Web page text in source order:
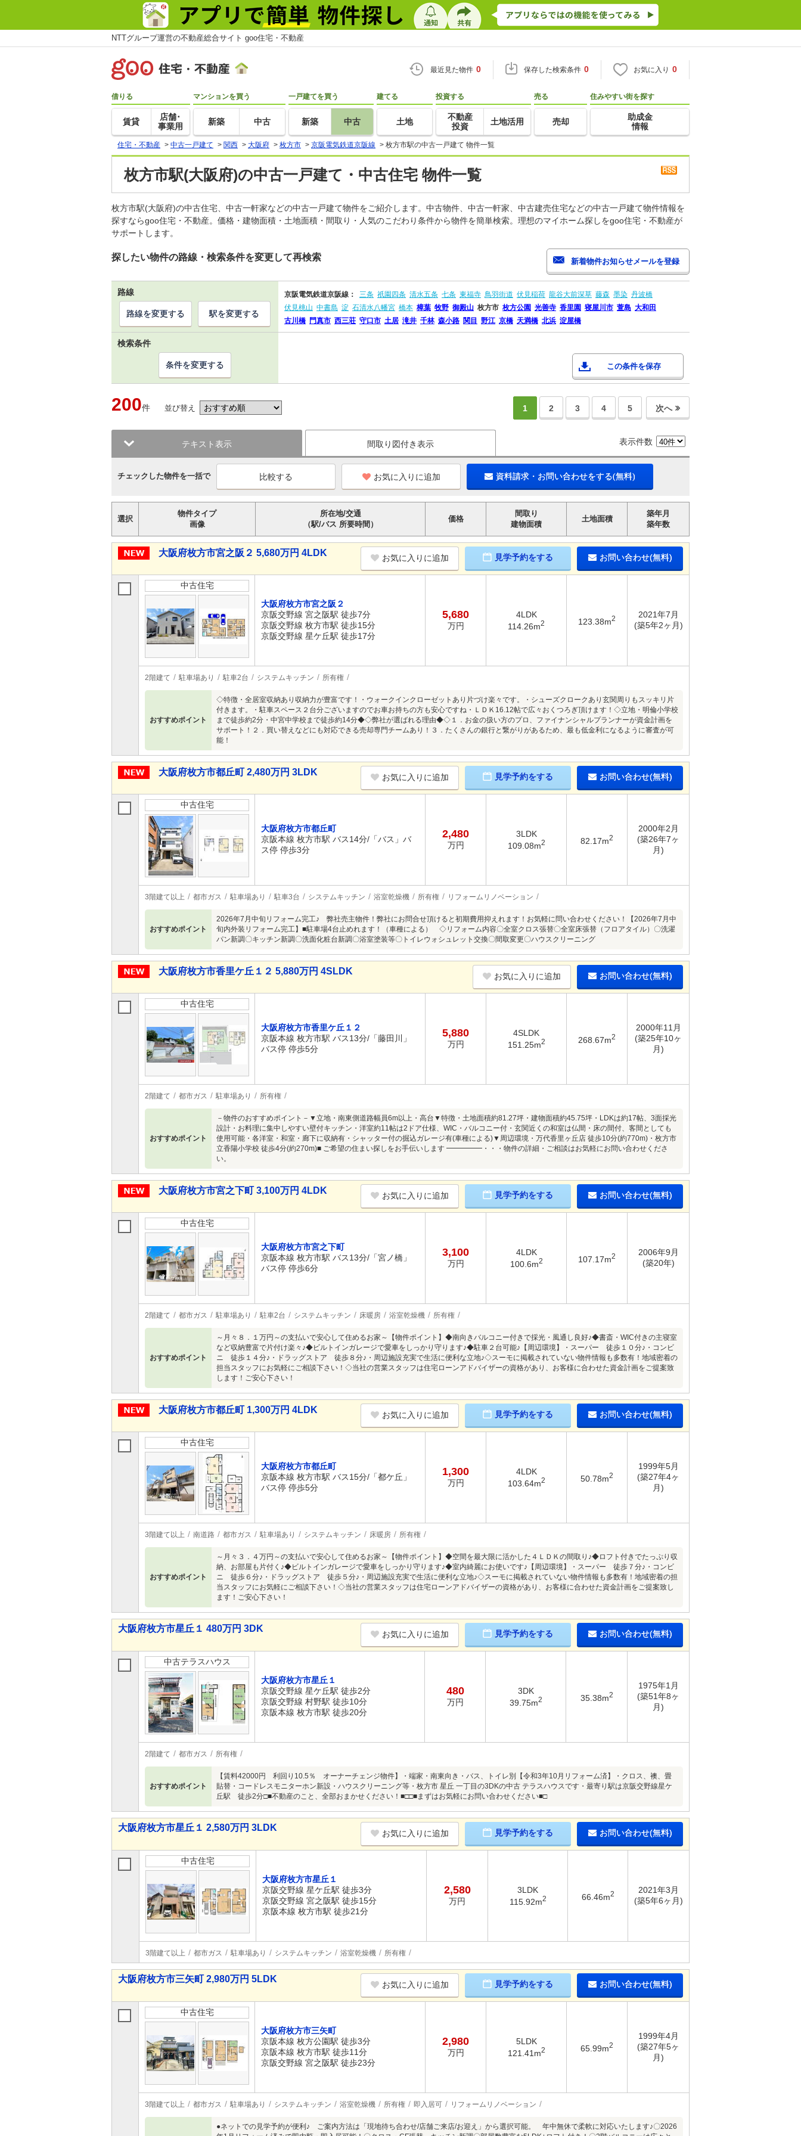
NTTグループ運営の不動産総合サイト goo住宅・不動産
最近見た物件 0 保存した検索条件 0 お気に入り 0
借りる
賃貸
店舗･
事業用
マンションを買う
新築 中古
一戸建てを買う
新築 中古
建てる
土地
投資する
不動産
投資
土地活用
売る
売却
住みやすい街を探す
助成金
情報
住宅・不動産 > 中古一戸建て > 関西 > 大阪府 > 枚方市 > 京阪電気鉄道京阪線 > 枚方市駅の中古一戸建て 物件一覧
枚方市駅(大阪府)の中古一戸建て・中古住宅 物件一覧
枚方市駅(大阪府)の中古住宅、中古一軒家などの中古一戸建て物件をご紹介します。中古物件、中古一軒家、中古建売住宅などの中古一戸建て物件情報を
探すならgoo住宅・不動産。価格・建物面積・土地面積・間取り・人気のこだわり条件から物件を簡単検索。理想のマイホーム探しをgoo住宅・不動産が
サポートします。
探したい物件の路線・検索条件を変更して再検索
路線 京阪電気鉄道京阪線： 三条 祇園四条 清水五条 七条 東福寺 鳥羽街道 伏見稲荷 龍谷大前深草 藤森 墨染 丹波橋
伏見桃山 中書島 淀 石清水八幡宮 橋本 樟葉 牧野 御殿山 枚方市 枚方公園 光善寺 香里園 寝屋川市 萱島 大和田
古川橋 門真市 西三荘 守口市 土居 滝井 千林 森小路 関目 野江 京橋 天満橋 北浜 淀屋橋
路線を変更する 駅を変更する
検索条件
この条件を保存
条件を変更する
200件 並び替え 1 2 3 4 5 次へ
テキスト表示 間取り図付き表示 表示件数
チェックした物件を一括で お気に入りに追加 資料請求・お問い合わせをする(無料)
選択
物件タイプ
画像
所在地/交通
（駅/バス 所要時間）
価格
間取り
建物面積
土地面積
築年月
築年数
大阪府枚方市宮之阪２ 5,680万円 4LDK お気に入りに追加 見学予約をする お問い合わせ(無料)
中古住宅
大阪府枚方市宮之阪２
京阪交野線 宮之阪駅 徒歩7分
京阪交野線 枚方市駅 徒歩15分
京阪交野線 星ケ丘駅 徒歩17分
5,680
万円
4LDK
114.26m2 123.38m2
2021年7月
(築5年2ヶ月)
2階建て 駐車場あり 駐車2台 システムキッチン 所有権
おすすめポイント
◇特徴・全居室収納あり収納力が豊富です！・ウォークインクローゼットあり片づけ楽々です。・シューズクロークあり玄関周りもスッキリ片
付きます。・駐車スペース２台分ございますのでお車お持ちの方も安心ですね・ＬＤＫ16.12帖で広々おくつろぎ頂けます！◇立地・明倫小学校
まで徒歩約2分・中宮中学校まで徒歩約14分◆◇弊社が選ばれる理由◆◇１．お金の扱い方のプロ、ファイナンシャルプランナーが資金計画を
サポート！２．買い替えなどにも対応できる売却専門チームあり！３．たくさんの銀行と繋がりがあるため、最も低金利になるように審査が可
能！
大阪府枚方市都丘町 2,480万円 3LDK お気に入りに追加 見学予約をする お問い合わせ(無料)
中古住宅
大阪府枚方市都丘町
京阪本線 枚方市駅 バス14分/「バス」バ
ス停 停歩3分
2,480
万円
3LDK
109.08m2 82.17m2
2000年2月
(築26年7ヶ
月)
3階建て以上 都市ガス 駐車場あり 駐車3台 システムキッチン 浴室乾燥機 所有権 リフォームリノベーション
おすすめポイント
2026年7月中旬リフォーム完工♪ 弊社売主物件！弊社にお問合せ頂けると初期費用抑えれます！お気軽に問い合わせください！【2026年7月中
旬内外装リフォーム完工】■駐車場4台止めれます！（車種による） ◇リフォーム内容〇全室クロス張替〇全室床張替（フロアタイル）〇洗濯
パン新調〇キッチン新調〇洗面化粧台新調〇浴室塗装等〇トイレウォシュレット交換〇間取変更〇ハウスクリーニング
大阪府枚方市香里ケ丘１２ 5,880万円 4SLDK お気に入りに追加 お問い合わせ(無料)
中古住宅
大阪府枚方市香里ケ丘１２
京阪本線 枚方市駅 バス13分/「藤田川」
バス停 停歩5分
5,880
万円
4SLDK
151.25m2 268.67m2
2000年11月
(築25年10ヶ
月)
2階建て 都市ガス 駐車場あり 所有権
おすすめポイント
－物件のおすすめポイント－▼立地・南東側道路幅員6m以上・高台▼特徴・土地面積約81.27坪・建物面積約45.75坪・LDKは約17帖、3面採光
設計・お料理に集中しやすい壁付キッチン・洋室約11帖は2ドア仕様、WIC・バルコニー付・玄関近くの和室は仏間・床の間付、客間としても
使用可能・各洋室・和室・廊下に収納有・シャッター付の掘込ガレージ有(車種による)▼周辺環境・万代香里ヶ丘店 徒歩10分(約770m)・枚方市
立香陽小学校 徒歩4分(約270m)■ ご希望の住まい探しをお手伝いします ━━━━━・・・物件の詳細・ご相談はお気軽にお問い合わせくださ
い。
大阪府枚方市宮之下町 3,100万円 4LDK お気に入りに追加 見学予約をする お問い合わせ(無料)
中古住宅
大阪府枚方市宮之下町
京阪本線 枚方市駅 バス13分/「宮ノ橋」
バス停 停歩6分
3,100
万円
4LDK
100.6m2 107.17m2
2006年9月
(築20年)
2階建て 都市ガス 駐車場あり 駐車2台 システムキッチン 床暖房 浴室乾燥機 所有権
おすすめポイント
～月々８．１万円～の支払いで安心して住めるお家～【物件ポイント】◆南向きバルコニー付きで採光・風通し良好♪◆書斎・WIC付きの主寝室
など収納豊富で片付け楽々♪◆ビルトインガレージで愛車をしっかり守ります♪◆駐車２台可能♪【周辺環境】・スーパー 徒歩１０分♪・コンビ
ニ 徒歩１４分♪・ドラッグストア 徒歩８分♪・周辺施設充実で生活に便利な立地♪◇スーモに掲載されていない物件情報も多数有！地域密着の
担当スタッフにお気軽にご相談下さい！◇当社の営業スタッフは住宅ローンアドバイザーの資格があり、お客様に合わせた資金計画をご提案致
します！ご安心下さい！
大阪府枚方市都丘町 1,300万円 4LDK お気に入りに追加 見学予約をする お問い合わせ(無料)
中古住宅
大阪府枚方市都丘町
京阪本線 枚方市駅 バス15分/「都ケ丘」
バス停 停歩5分
1,300
万円
4LDK
103.64m2 50.78m2
1999年5月
(築27年4ヶ
月)
3階建て以上 南道路 都市ガス 駐車場あり システムキッチン 床暖房 所有権
おすすめポイント
～月々３．４万円～の支払いで安心して住めるお家～【物件ポイント】◆空間を最大限に活かした４ＬＤＫの間取り♪◆ロフト付きでたっぷり収
納、お部屋も片付く♪◆ビルトインガレージで愛車をしっかり守ります♪◆室内綺麗にお使いです♪【周辺環境】・スーパー 徒歩７分♪・コンビ
ニ 徒歩６分♪・ドラッグストア 徒歩５分♪・周辺施設充実で生活に便利な立地♪◇スーモに掲載されていない物件情報も多数有！地域密着の担
当スタッフにお気軽にご相談下さい！◇当社の営業スタッフは住宅ローンアドバイザーの資格があり、お客様に合わせた資金計画をご提案致し
ます！ご安心下さい！
大阪府枚方市星丘１ 480万円 3DK
お気に入りに追加 見学予約をする お問い合わせ(無料)
中古テラスハウス
大阪府枚方市星丘１
京阪交野線 星ケ丘駅 徒歩2分
京阪交野線 村野駅 徒歩10分
京阪本線 枚方市駅 徒歩20分
480
万円
3DK
39.75m2 35.38m2
1975年1月
(築51年8ヶ
月)
2階建て 都市ガス 所有権
おすすめポイント
【賃料42000円 利回り10.5％ オーナーチェンジ物件】・端家・南東向き・バス、トイレ別【令和3年10月リフォーム済】・クロス、襖、畳
貼替・コードレスモニターホン新設・ハウスクリーニング等・枚方市 星丘 一丁目の3DKの中古 テラスハウスです・最寄り駅は京阪交野線星ケ
丘駅 徒歩2分□■不動産のこと、全部おまかせください！■□□■まずはお気軽にお問い合わせください■□
大阪府枚方市星丘１ 2,580万円 3LDK
お気に入りに追加 見学予約をする お問い合わせ(無料)
中古住宅
大阪府枚方市星丘１
京阪交野線 星ケ丘駅 徒歩3分
京阪交野線 宮之阪駅 徒歩15分
京阪本線 枚方市駅 徒歩21分
2,580
万円
3LDK
115.92m2 66.46m2
2021年3月
(築5年6ヶ月)
3階建て以上 都市ガス 駐車場あり システムキッチン 浴室乾燥機 所有権
大阪府枚方市三矢町 2,980万円 5LDK
お気に入りに追加 見学予約をする お問い合わせ(無料)
中古住宅
大阪府枚方市三矢町
京阪本線 枚方公園駅 徒歩3分
京阪本線 枚方市駅 徒歩11分
京阪交野線 宮之阪駅 徒歩23分
2,980
万円
5LDK
121.41m2 65.99m2
1999年4月
(築27年5ヶ
月)
3階建て以上 都市ガス 駐車場あり システムキッチン 浴室乾燥機 所有権 即入居可 リフォームリノベーション
●ネットでの見学予約が便利♪ ご案内方法は「現地待ち合わせ/店舗ご来店/お迎え」から選択可能。 年中無休で柔軟に対応いたします♪〇2026